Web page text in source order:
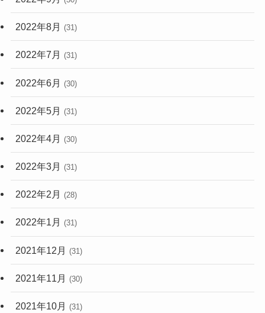
2022年8月 (31)
2022年7月 (31)
2022年6月 (30)
2022年5月 (31)
2022年4月 (30)
2022年3月 (31)
2022年2月 (28)
2022年1月 (31)
2021年12月 (31)
2021年11月 (30)
2021年10月 (31)